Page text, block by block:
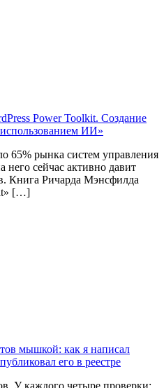
Power Toolkit. Создание
ИИ»
65% рынка систем управления
сейчас активно давит
Книга Ричарда Мэнсфилда
[…]
мышкой: как я написал
его в реестре